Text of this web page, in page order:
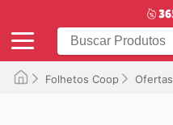
Folhetos Coop Ofertas